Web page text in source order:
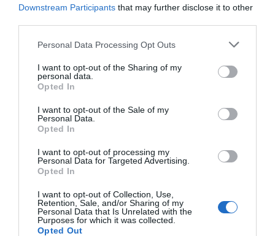
Downstream Participants that may further disclose it to other
Personal Data Processing Opt Outs
I want to opt-out of the Sharing of my
personal data.
Opted In
I want to opt-out of the Sale of my
Personal Data.
Opted In
I want to opt-out of processing my
Personal Data for Targeted Advertising.
Opted In
I want to opt-out of Collection, Use,
Retention, Sale, and/or Sharing of my
Personal Data that Is Unrelated with the
Purposes for which it was collected.
Opted Out
Los farmacéuticos de Navarra y
Noticias y novedades
PSN ha suscrito una póliza colectiva de Vida
sus colegiados estarán protegidos ante
fallecimiento. Este seguro supone la
entidad aseguradora como PSN.
Junta de Gobierno
Noticias y novedades
Redacción
11/06/2018